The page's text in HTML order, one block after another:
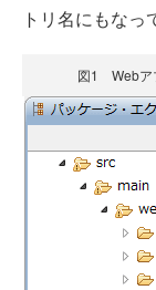
トリ名にもなっ
図1 Webア